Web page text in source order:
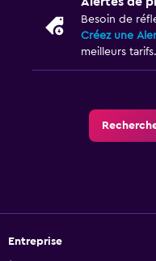
Besoin de
Créez une
meilleurs tarifs.
Entreprise